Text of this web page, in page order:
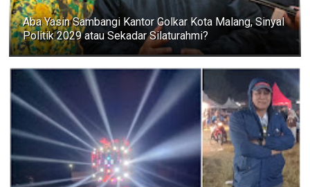
Aba Yasin Sambangi Kantor Golkar Kota Malang, Sinyal
Politik 2029 atau Sekadar Silaturahmi?